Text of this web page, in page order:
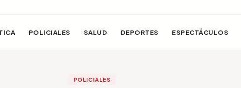
POLICIALES SALUD DEPORTES ESPECTÁCULOS
POLICIALES